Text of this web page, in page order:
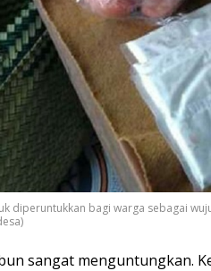
diperuntukkan bagi warga sebagai
sangat menguntungkan.